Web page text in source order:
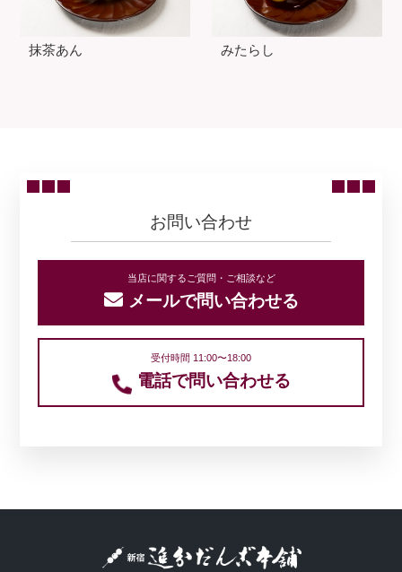
抹茶あん みたらし
お問い合わせ
当店に関するご質問・ご相談など
メールで問い合わせる
受付時間 11:00〜18:00
電話で問い合わせる